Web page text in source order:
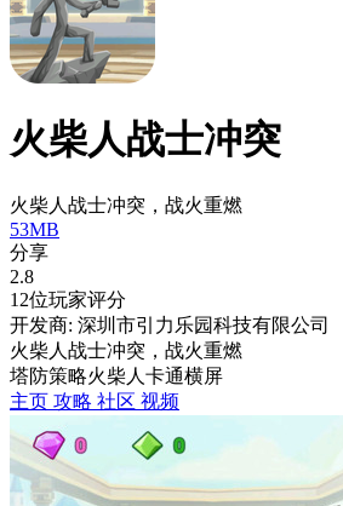
火柴人战士冲突
火柴人战士冲突，战火重燃
53MB
分享
2.8
12位玩家评分
开发商: 深圳市引力乐园科技有限公司
火柴人战士冲突，战火重燃
塔防策略火柴人 卡通横屏
主页 攻略 社区 视频